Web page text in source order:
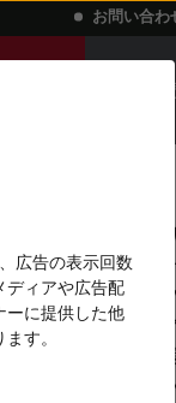
広告の表示回数
ディアや広告配
ーに提供した他
す。
お問い合わ
販
が現れた1960年
補聴器は、つ
機能、耳への
ての補聴器は
ゆるデバイス同
世代の目立たな